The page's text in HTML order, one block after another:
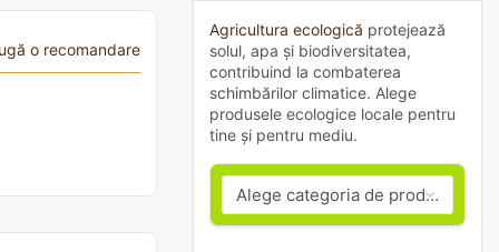
o recomandare
Agricultura ecologică protejează
solul, apa și biodiversitatea,
contribuind la combaterea
schimbărilor climatice. Alege
produsele ecologice locale pentru
tine și pentru mediu.